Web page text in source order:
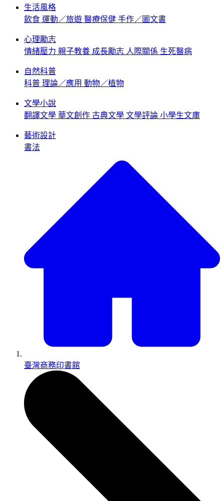
生活風格
飲食 運動／旅遊 醫療保健 手作／圖文書
心理勵志
情緒壓力 親子教養 成長勵志 人際關係 生死醫病
自然科普
科普 理論／應用 動物／植物
文學小說
翻譯文學 華文創作 古典文學 文學評論 小學生文庫
藝術設計
書法
臺灣商務印書館